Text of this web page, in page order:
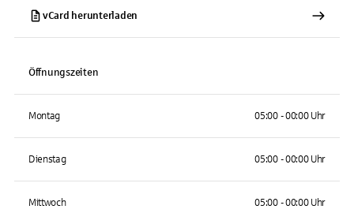
vCard herunterladen
Öffnungszeiten
Montag 05:00 - 00:00 Uhr
Dienstag 05:00 - 00:00 Uhr
Mittwoch 05:00 - 00:00 Uhr